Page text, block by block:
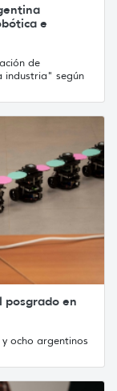
e
de
industria" según
posgrado en
ocho argentinos